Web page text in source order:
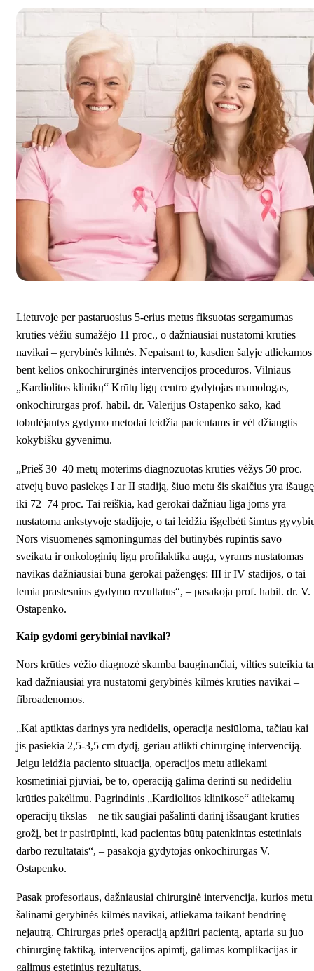
Lietuvoje per pastaruosius 5-erius metus fiksuotas sergamumas
krūties vėžiu sumažėjo 11 proc., o dažniausiai nustatomi krūties
navikai – gerybinės kilmės. Nepaisant to, kasdien šalyje atliekamos
bent kelios onkochirurginės intervencijos procedūros. Vilniaus
„Kardiolitos klinikų“ Krūtų ligų centro gydytojas mamologas,
onkochirurgas prof. habil. dr. Valerijus Ostapenko sako, kad
tobulėjantys gydymo metodai leidžia pacientams ir vėl džiaugtis
kokybišku gyvenimu.
„Prieš 30–40 metų moterims diagnozuotas krūties vėžys 50 proc.
atvejų buvo pasiekęs I ar II stadiją, šiuo metu šis skaičius yra
iki 72–74 proc. Tai reiškia, kad gerokai dažniau liga joms yra
nustatoma ankstyvoje stadijoje, o tai leidžia išgelbėti šimtus
Nors visuomenės sąmoningumas dėl būtinybės rūpintis savo
sveikata ir onkologinių ligų profilaktika auga, vyrams nustatomas
navikas dažniausiai būna gerokai pažengęs: III ir IV stadijos, o tai
lemia prastesnius gydymo rezultatus“, – pasakoja prof. habil. dr. V.
Ostapenko.
Kaip gydomi gerybiniai navikai?
Nors krūties vėžio diagnozė skamba bauginančiai, vilties suteikia
kad dažniausiai yra nustatomi gerybinės kilmės krūties navikai –
fibroadenomos.
„Kai aptiktas darinys yra nedidelis, operacija nesiūloma, tačiau kai
jis pasiekia 2,5-3,5 cm dydį, geriau atlikti chirurginę intervenciją.
Jeigu leidžia paciento situacija, operacijos metu atliekami
kosmetiniai pjūviai, be to, operaciją galima derinti su nedideliu
krūties pakėlimu. Pagrindinis „Kardiolitos klinikose“ atliekamų
operacijų tikslas – ne tik saugiai pašalinti darinį išsaugant krūties
grožį, bet ir pasirūpinti, kad pacientas būtų patenkintas estetiniais
darbo rezultatais“, – pasakoja gydytojas onkochirurgas V.
Ostapenko.
Pasak profesoriaus, dažniausiai chirurginė intervencija, kurios metu
šalinami gerybinės kilmės navikai, atliekama taikant bendrinę
nejautrą. Chirurgas prieš operaciją apžiūri pacientą, aptaria su juo
chirurginę taktiką, intervencijos apimtį, galimas komplikacijas ir
galimus estetinius rezultatus.